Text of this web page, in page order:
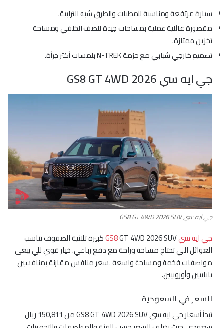
سيارة مرتفعة ومناسبة للمطبات والطرق شبه الترابية.
مقصورة عائلية عملية بمساحات جيدة للصف الخلفي ومساحة
تخزين ممتازة.
تصميم خارجي شبابي مع حزمة N-TREK بلمسات أكثر جرأة.
جي ايه سي GS8 GT 4WD 2026
جي ايه سي GS8 GT 4WD 2026 SUV
جي ايه سي GS8
GT 4WD 2026 SUV كبيرة ثلاثية الصفوف تناسب
العوائل اللي تحتاج مساحة وراحة مع دفع رباعي. خيار قوي للي يبغى
مواصفات فخمة ومساحة واسعة بسعر منافس مقارنة بمنافسين
يابانيين وأوروبيين.
السعر في السعودية
تبدأ أسعار جي ايه سي GS8 GT 4WD 2026 SUV من 150,811 ريال